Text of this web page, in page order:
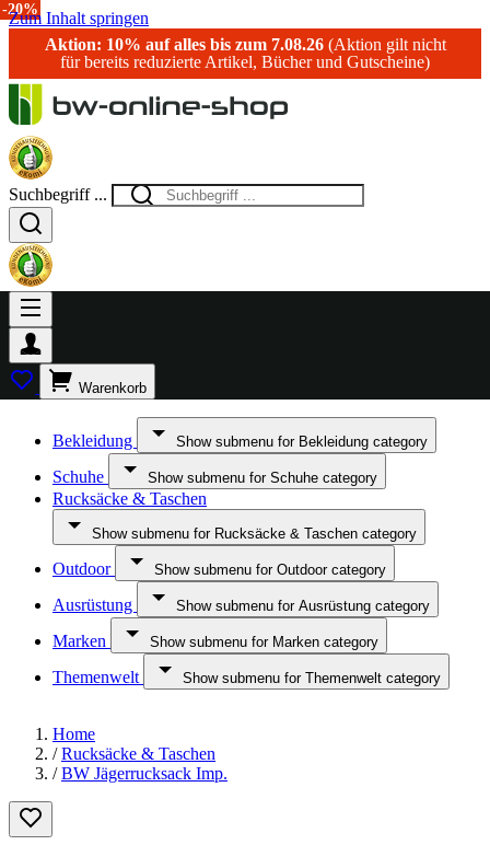
Zum Inhalt springen
Aktion: 10% auf alles bis zum 7.08.26(Aktion gilt nicht
für bereits reduzierte Artikel, Bücher und Gutscheine)
Suchbegriff ...
Warenkorb
Bekleidung Show submenu for Bekleidung category
Schuhe Show submenu for Schuhe category
Rucksäcke & Taschen
Show submenu for Rucksäcke & Taschen category
Outdoor Show submenu for Outdoor category
Ausrüstung Show submenu for Ausrüstung category
Marken Show submenu for Marken category
Themenwelt Show submenu for Themenwelt category
Home
/ Rucksäcke & Taschen
/ BW Jägerrucksack Imp.
-40%
-25%
-20%